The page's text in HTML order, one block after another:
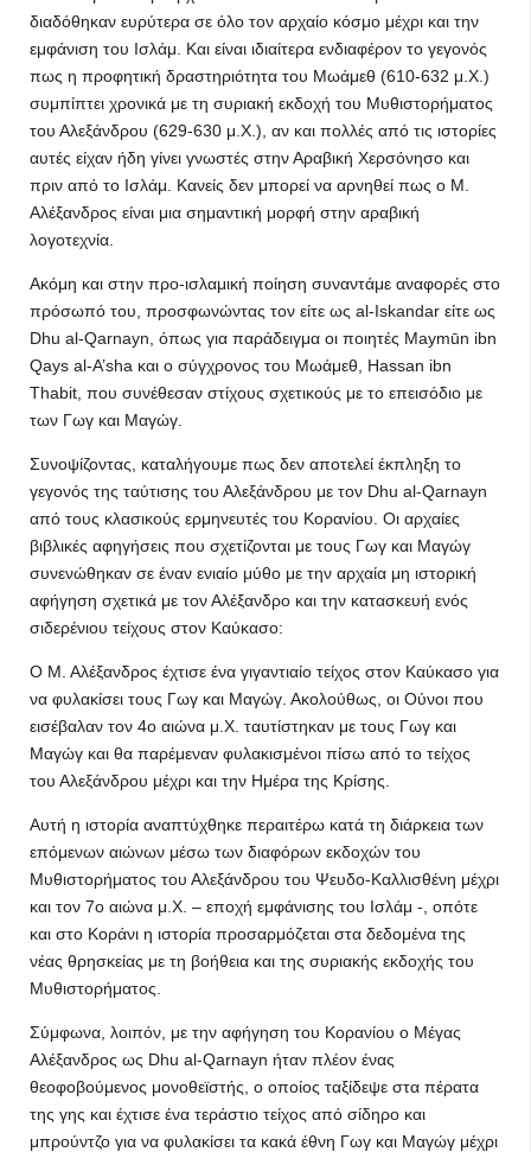
διαδόθηκαν ευρύτερα σε όλο τον αρχαίο κόσμο μέχρι και την
εμφάνιση του Ισλάμ. Και είναι ιδιαίτερα ενδιαφέρον το γεγονός
πως η προφητική δραστηριότητα του Μωάμεθ (610-632 μ.Χ.)
συμπίπτει χρονικά με τη συριακή εκδοχή του Μυθιστορήματος
του Αλεξάνδρου (629-630 μ.Χ.), αν και πολλές από τις ιστορίες
αυτές είχαν ήδη γίνει γνωστές στην Αραβική Χερσόνησο και
πριν από το Ισλάμ. Κανείς δεν μπορεί να αρνηθεί πως ο Μ.
Αλέξανδρος είναι μια σημαντική μορφή στην αραβική
λογοτεχνία.
Ακόμη και στην προ-ισλαμική ποίηση συναντάμε αναφορές στο
πρόσωπό του, προσφωνώντας τον είτε ως al-Iskandar είτε ως
Dhu al-Qarnayn, όπως για παράδειγμα οι ποιητές Maymūn ibn
Qays al-A’sha και ο σύγχρονος του Μωάμεθ, Hassan ibn
Thabit, που συνέθεσαν στίχους σχετικούς με το επεισόδιο με
των Γωγ και Μαγώγ.
Συνοψίζοντας, καταλήγουμε πως δεν αποτελεί έκπληξη το
γεγονός της ταύτισης του Αλεξάνδρου με τον Dhu al-Qarnayn
από τους κλασικούς ερμηνευτές του Κορανίου. Οι αρχαίες
βιβλικές αφηγήσεις που σχετίζονται με τους Γωγ και Μαγώγ
συνενώθηκαν σε έναν ενιαίο μύθο με την αρχαία μη ιστορική
αφήγηση σχετικά με τον Αλέξανδρο και την κατασκευή ενός
σιδερένιου τείχους στον Καύκασο:
Ο Μ. Αλέξανδρος έχτισε ένα γιγαντιαίο τείχος στον Καύκασο για
να φυλακίσει τους Γωγ και Μαγώγ. Ακολούθως, oι Ούνοι που
εισέβαλαν τον 4ο αιώνα μ.Χ. ταυτίστηκαν με τους Γωγ και
Μαγώγ και θα παρέμεναν φυλακισμένοι πίσω από το τείχος
του Αλεξάνδρου μέχρι και την Ημέρα της Κρίσης.
Αυτή η ιστορία αναπτύχθηκε περαιτέρω κατά τη διάρκεια των
επόμενων αιώνων μέσω των διαφόρων εκδοχών του
Μυθιστορήματος του Αλεξάνδρου του Ψευδο-Καλλισθένη μέχρι
και τον 7ο αιώνα μ.Χ. – εποχή εμφάνισης του Ισλάμ -, οπότε
και στο Κοράνι η ιστορία προσαρμόζεται στα δεδομένα της
νέας θρησκείας με τη βοήθεια και της συριακής εκδοχής του
Μυθιστορήματος.
Σύμφωνα, λοιπόν, με την αφήγηση του Κορανίου ο Μέγας
Αλέξανδρος ως Dhu al-Qarnayn ήταν πλέον ένας
θεοφοβούμενος μονοθεϊστής, ο οποίος ταξίδεψε στα πέρατα
της γης και έχτισε ένα τεράστιο τείχος από σίδηρο και
μπρούντζο για να φυλακίσει τα κακά έθνη Γωγ και Μαγώγ μέχρι